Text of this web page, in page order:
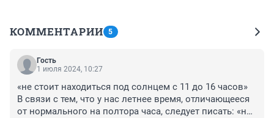
КОММЕНТАРИИ 5
Гость
1 июля 2024, 10:27
«не стоит находиться под солнцем с 11 до 16 часов»
В связи с тем, что у нас летнее время, отличающееся
от нормального на полтора часа, следует писать: «не